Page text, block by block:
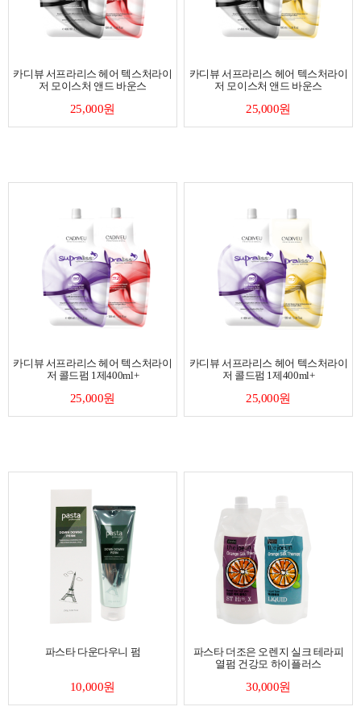
카디뷰 서프라리스 헤어 텍스처라이
저 모이스처 앤드 바운스
25,000원
카디뷰 서프라리스 헤어 텍스처라이
저 모이스처 앤드 바운스
25,000원
카디뷰 서프라리스 헤어 텍스처라이
저 콜드펌 1제400ml+
25,000원
카디뷰 서프라리스 헤어 텍스처라이
저 콜드펌 1제400ml+
25,000원
파스타 다운다우니 펌
10,000원
파스타 더조은 오렌지 실크 테라피
열펌 건강모 하이플러스
30,000원